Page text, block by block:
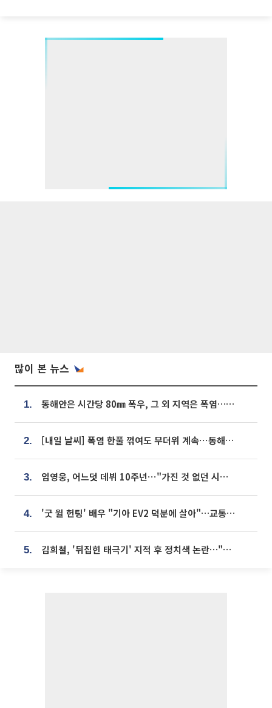
많이 본 뉴스
1. 동해안은 시간당 80㎜ 폭우, 그 외 지역은 폭염…‘극과 극 날씨’
2. [내일 날씨] 폭염 한풀 꺾여도 무더위 계속⋯동해안 이틀 연속 비
3. 임영웅, 어느덧 데뷔 10주년⋯"가진 것 없던 시절, 내 앞엔 20명의 팬뿐"
4. '굿 윌 헌팅' 배우 "기아 EV2 덕분에 살아"…교통사고 후 안전성 극찬
5. 김희철, '뒤집힌 태극기' 지적 후 정치색 논란…"좌우 떠나 우리나라 국기"